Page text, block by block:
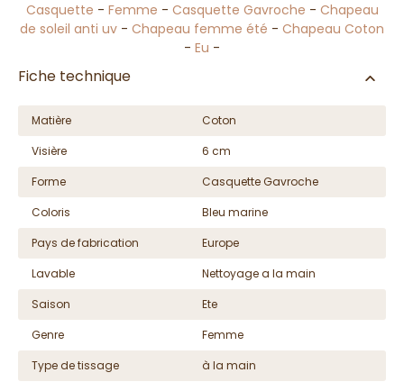
Casquette - Femme - Casquette Gavroche - Chapeau
de soleil anti uv - Chapeau femme été - Chapeau Coton
- Eu -
Fiche technique
Matière
Coton
Visière
6 cm
Forme
Casquette Gavroche
Coloris
Bleu marine
Pays de fabrication
Europe
Lavable
Nettoyage a la main
Saison
Ete
Genre
Femme
Type de tissage
à la main